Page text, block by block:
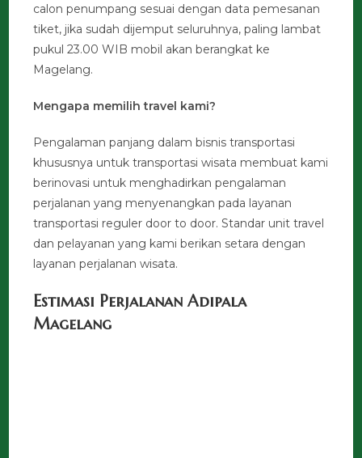
calon penumpang sesuai dengan data pemesanan
tiket, jika sudah dijemput seluruhnya, paling lambat
pukul 23.00 WIB mobil akan berangkat ke
Magelang.
Mengapa memilih travel kami?
Pengalaman panjang dalam bisnis transportasi
khususnya untuk transportasi wisata membuat kami
berinovasi untuk menghadirkan pengalaman
perjalanan yang menyenangkan pada layanan
transportasi reguler door to door. Standar unit travel
dan pelayanan yang kami berikan setara dengan
layanan perjalanan wisata.
Estimasi Perjalanan Adipala
Magelang